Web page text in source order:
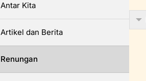
Antar Kita
Artikel dan Berita
Renungan